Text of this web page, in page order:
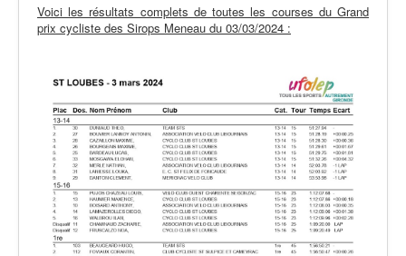
Voici les résultats complets de toutes les courses du Grand
prix cycliste des Sirops Meneau du 03/03/2024 :